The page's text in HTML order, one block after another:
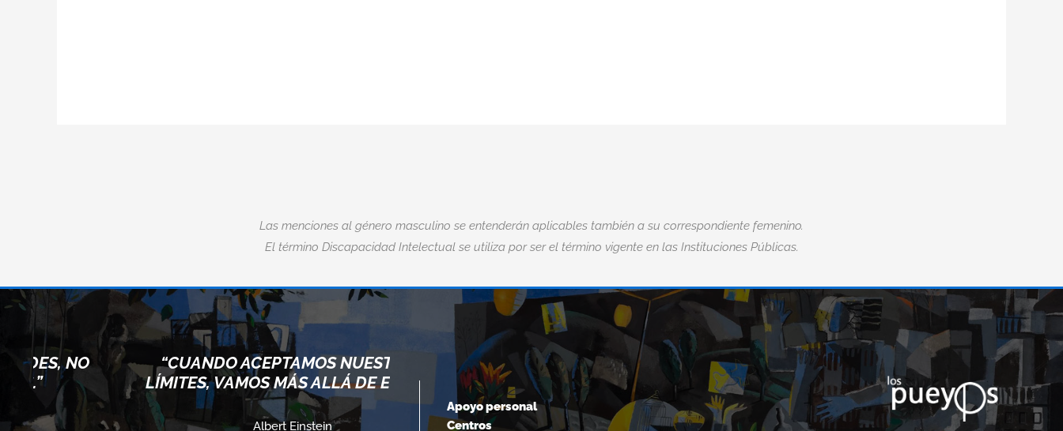
Las menciones al género masculino se entenderán aplicables también a su correspondiente femenino.
El término Discapacidad Intelectual se utiliza por ser el término vigente en las Instituciones Públicas.
NO
“CUANDO ACEPTAMOS NUESTROS
LÍMITES, VAMOS MÁS ALLÁ DE ELLOS.”
Albert Einstein
“EL MIEDO ES LA MAYOR DISCAPACIDAD
DE TODAS.“
Nick Vujicic
“LA DISCAPACIDAD NO TE
DEFINE CÓMO HACES FRENTE A
DESAFÍOS QUE LA
PRESENTA.”
Apoyo personal
Centros